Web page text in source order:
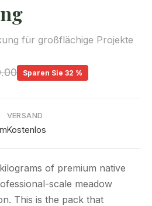
für großflächige Projekte
Sparen Sie 32 %
VERSAND
Kostenlos
of premium native
scale meadow
This is the pack that